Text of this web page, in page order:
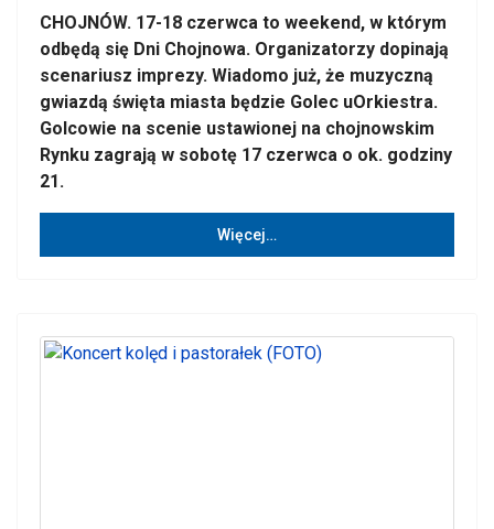
CHOJNÓW. 17-18 czerwca to weekend, w którym
odbędą się Dni Chojnowa. Organizatorzy dopinają
scenariusz imprezy. Wiadomo już, że muzyczną
gwiazdą święta miasta będzie Golec uOrkiestra.
Golcowie na scenie ustawionej na chojnowskim
Rynku zagrają w sobotę 17 czerwca o ok. godziny
21.
Więcej…